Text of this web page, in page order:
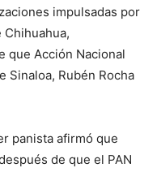
impulsadas por
que Acción Nacional
Sinaloa, Rubén Rocha
panista afirmó que
de que el PAN